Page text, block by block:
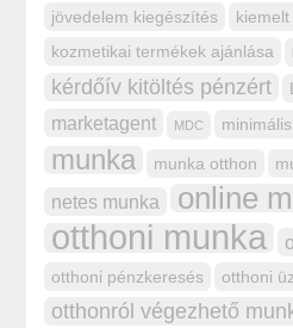
jövedelem kiegészítés
kozmetikai termékek ajánlása
kérdőív kitöltés pénzért
marketagent MDC
munka munka otthon
netes munka online
otthoni munka
otthoni pénzkeresés otthoni
otthonról végezhető